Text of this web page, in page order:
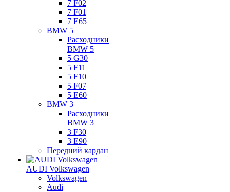
7 F02
7 F01
7 E65
BMW 5
Расходники
BMW 5
5 G30
5 F11
5 F10
5 F07
5 E60
BMW 3
Расходники
BMW 3
3 F30
3 E90
Передний кардан
AUDI Volkswagen
Volkswagen
Audi